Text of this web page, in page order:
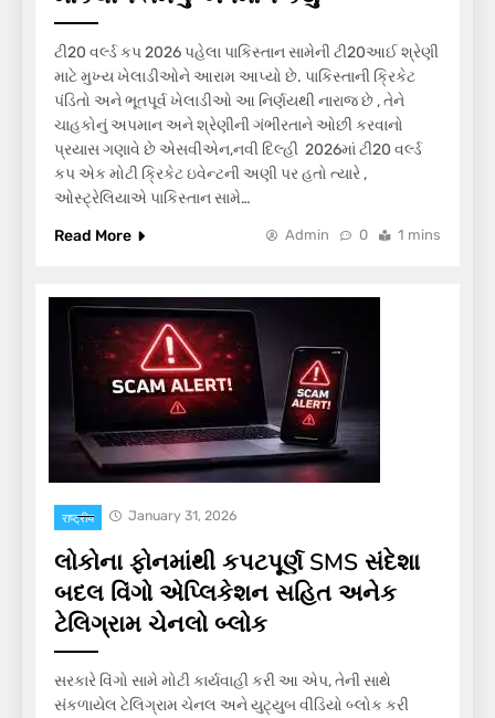
ટી20 વર્લ્ડ કપ 2026 પહેલા પાકિસ્તાન સામેની ટી20આઈ શ્રેણી
માટે મુખ્ય ખેલાડીઓને આરામ આપ્યો છે. પાકિસ્તાની ક્રિકેટ
પંડિતો અને ભૂતપૂર્વ ખેલાડીઓ આ નિર્ણયથી નારાજ છે , તેને
ચાહકોનું અપમાન અને શ્રેણીની ગંભીરતાને ઓછી કરવાનો
પ્રયાસ ગણાવે છે એસવીએન,નવી દિલ્હી 2026માં ટી20 વર્લ્ડ
કપ એક મોટી ક્રિકેટ ઇવેન્ટની અણી પર હતો ત્યારે ,
ઓસ્ટ્રેલિયાએ પાકિસ્તાન સામે…
Read More
Admin 0 1 mins
राष्ट्रीय January 31, 2026
લોકોના ફોનમાંથી કપટપૂર્ણ SMS સંદેશા
બદલ વિંગો એપ્લિકેશન સહિત અનેક
ટેલિગ્રામ ચેનલો બ્લોક
સરકારે વિંગો સામે મોટી કાર્યવાહી કરી આ એપ, તેની સાથે
સંકળાયેલ ટેલિગ્રામ ચેનલ અને યુટ્યુબ વીડિયો બ્લોક કરી